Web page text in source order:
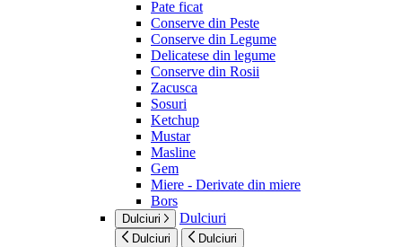
Pate ficat
Conserve din Peste
Conserve din Legume
Delicatese din legume
Conserve din Rosii
Zacusca
Sosuri
Ketchup
Mustar
Masline
Gem
Miere - Derivate din miere
Bors
Dulciuri Dulciuri
Dulciuri Dulciuri